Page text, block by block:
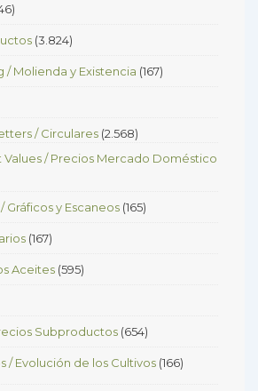
(3.824)
/ Molienda y Existencia (167)
/ Circulares (2.568)
/ Precios Mercado Doméstico
Gráficos y Escaneos (165)
(167)
Aceites (595)
Subproductos (654)
/ Evolución de los Cultivos (166)